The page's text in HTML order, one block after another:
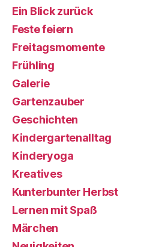
Ein Blick zurück
Feste feiern
Freitagsmomente
Frühling
Galerie
Gartenzauber
Geschichten
Kindergartenalltag
Kinderyoga
Kreatives
Kunterbunter Herbst
Lernen mit Spaß
Märchen